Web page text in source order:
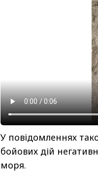
У повідомленнях
бойових дій
моря.